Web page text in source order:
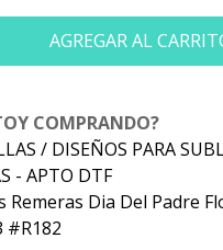
AGREGAR AL
COMPRANDO?
/ DISEÑOS PARA
- APTO DTF
Remeras Dia Del Padre
#R182